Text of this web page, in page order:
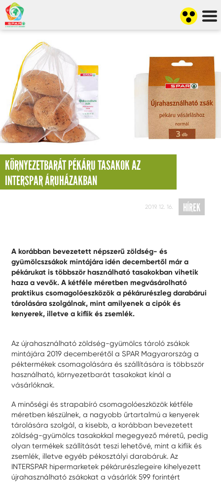
KÖRNYEZETBARÁT PÉKÁRU TASAKOK AZ
INTERSPAR ÁRUHÁZAKBAN
2019. 12. 16. HÍREK
A korábban bevezetett népszerű zöldség- és
gyümölcszsákok mintájára idén decembertől már a
pékárukat is többször használható tasakokban vihetik
haza a vevők. A kétféle méretben megvásárolható
praktikus csomagolóeszközök a pékárurészleg darabárui
tárolására szolgálnak, mint amilyenek a cipók és
kenyerek, illetve a kiflik és zsemlék.
Az újrahasználható zöldség-gyümölcs tároló zsákok
mintájára 2019 decemberétől a SPAR Magyarország a
péktermékek csomagolására és szállítására is többször
használható, környezetbarát tasakokat kínál a
vásárlóknak.
A minőségi és strapabíró csomagolóeszközök kétféle
méretben készülnek, a nagyobb űrtartalmú a kenyerek
tárolására szolgál, a kisebb, a korábban bevezetett
zöldség-gyümölcs tasakokkal megegyező méretű, pedig
olyan termékek szállítását teszi lehetővé, mint a kiflik és
zsemlék, illetve egyéb pékosztályi darabáruk. Az
INTERSPAR hipermarketek pékárurészlegeire kihelyezett
újrahasználható zsákokat a vásárlók 599 forintért